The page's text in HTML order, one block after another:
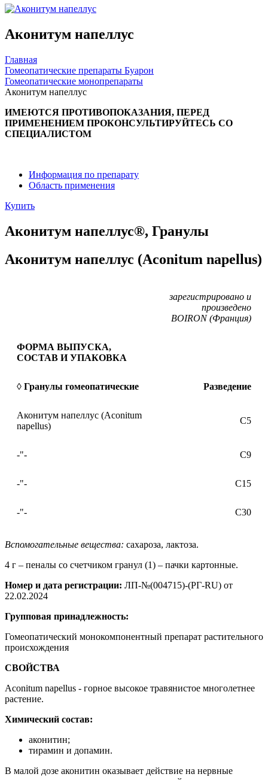
Аконитум напеллус
Главная
Гомеопатические препараты Буарон
Гомеопатические монопрепараты
Аконитум напеллус
ИМЕЮТСЯ ПРОТИВОПОКАЗАНИЯ, ПЕРЕД
ПРИМЕНЕНИЕМ ПРОКОНСУЛЬТИРУЙТЕСЬ СО
СПЕЦИАЛИСТОМ
Информация по препарату
Область применения
Купить
Аконитум напеллус®, Гранулы
Аконитум напеллус (Aconitum napellus)
зарегистрировано и
произведено
BOIRON (Франция)
ФОРМА ВЫПУСКА,
СОСТАВ И УПАКОВКА
◊ Гранулы гомеопатические Разведение
Аконитум напеллус (Aconitum
napellus)
C5
-"- С9
-"- С15
-"- С30
Вспомогательные вещества: сахароза, лактоза.
4 г – пеналы со счетчиком гранул (1) – пачки картонные.
Номер и дата регистрации: ЛП-№(004715)-(РГ-RU) от
22.02.2024
Групповая принадлежность:
Гомеопатический монокомпонентный препарат растительного
происхождения
СВОЙСТВА
Aconitum napellus - горное высокое травянистое многолетнее
растение.
Химический состав:
аконитин;
тирамин и допамин.
В малой дозе аконитин оказывает действие на нервные